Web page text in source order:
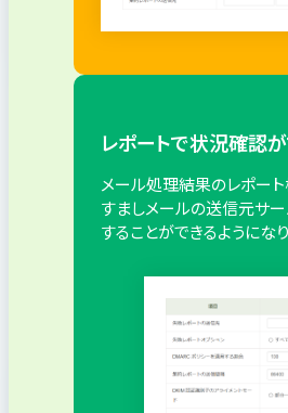
レポートで状況確認
メール処理結果のレポー
すましメールの送信元サ
することができるようになり